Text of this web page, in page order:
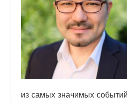
из самых значимых